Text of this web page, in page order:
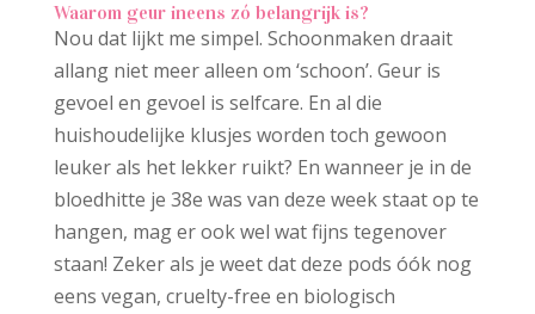
Waarom geur ineens zó belangrijk is?
Nou dat lijkt me simpel. Schoonmaken draait
allang niet meer alleen om ‘schoon’. Geur is
gevoel en gevoel is selfcare. En al die
huishoudelijke klusjes worden toch gewoon
leuker als het lekker ruikt? En wanneer je in de
bloedhitte je 38e was van deze week staat op te
hangen, mag er ook wel wat fijns tegenover
staan! Zeker als je weet dat deze pods óók nog
eens vegan, cruelty-free en biologisch